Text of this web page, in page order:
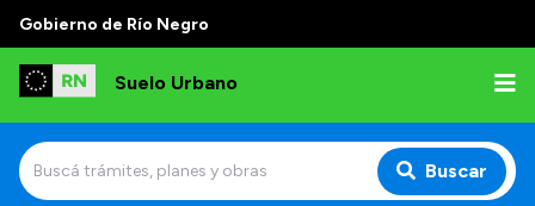
Gobierno de Río Negro
Suelo Urbano
Buscar